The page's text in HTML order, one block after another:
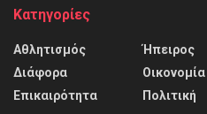
Κατηγορίες
Αθλητισμός
Διάφορα
Επικαιρότητα
Ήπειρος
Οικονομία
Πολιτική